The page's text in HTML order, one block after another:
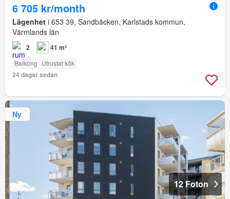
6 705 kr/month
Lägenhet i 653 39, Sandbäcken, Karlstads kommun,
Värmlands län
2 41 m²
Balkong Utrustat kök
24 dagar sedan
Ny
12 Foton